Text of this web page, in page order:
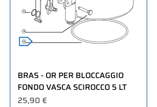
BRAS - OR PER BLOCCAGGIO
FONDO VASCA SCIROCCO 5 LT
Prezzo
25,90 €